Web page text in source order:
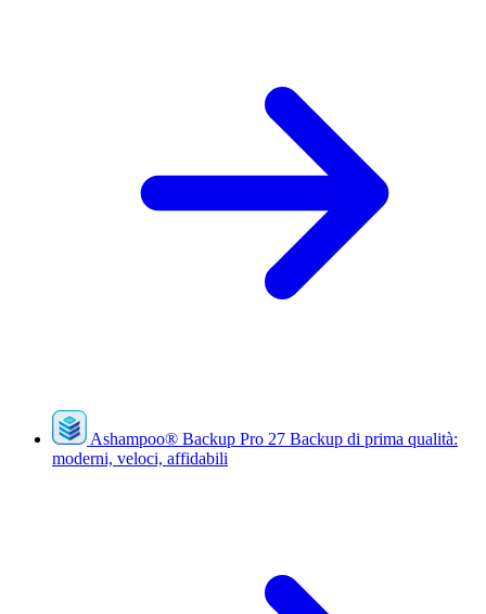
Ashampoo® Backup Pro 27 Backup di prima qualità:
moderni, veloci, affidabili